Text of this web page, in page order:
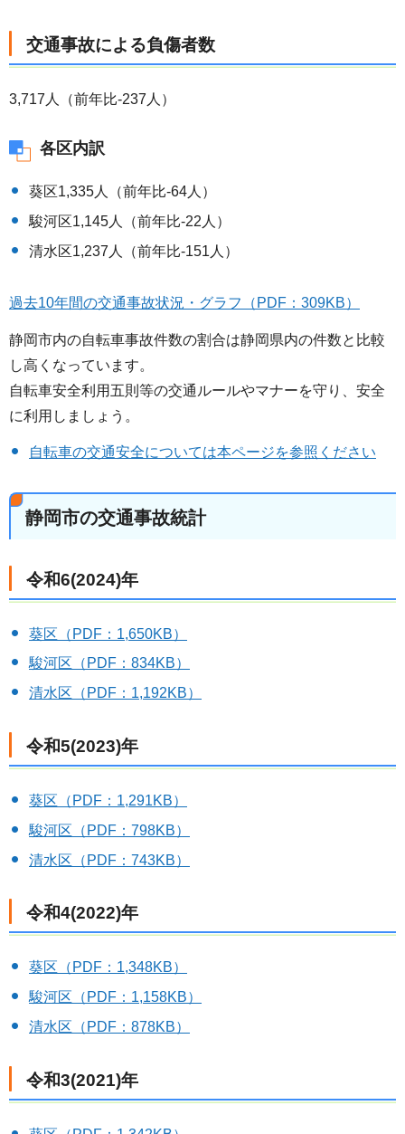
交通事故による負傷者数
3,717人（前年比-237人）
各区内訳
葵区1,335人（前年比-64人）
駿河区1,145人（前年比-22人）
清水区1,237人（前年比-151人）
過去10年間の交通事故状況・グラフ（PDF：309KB）
静岡市内の自転車事故件数の割合は静岡県内の件数と比較
し高くなっています。
自転車安全利用五則等の交通ルールやマナーを守り、安全
に利用しましょう。
自転車の交通安全については本ページを参照ください
静岡市の交通事故統計
令和6(2024)年
葵区（PDF：1,650KB）
駿河区（PDF：834KB）
清水区（PDF：1,192KB）
令和5(2023)年
葵区（PDF：1,291KB）
駿河区（PDF：798KB）
清水区（PDF：743KB）
令和4(2022)年
葵区（PDF：1,348KB）
駿河区（PDF：1,158KB）
清水区（PDF：878KB）
令和3(2021)年